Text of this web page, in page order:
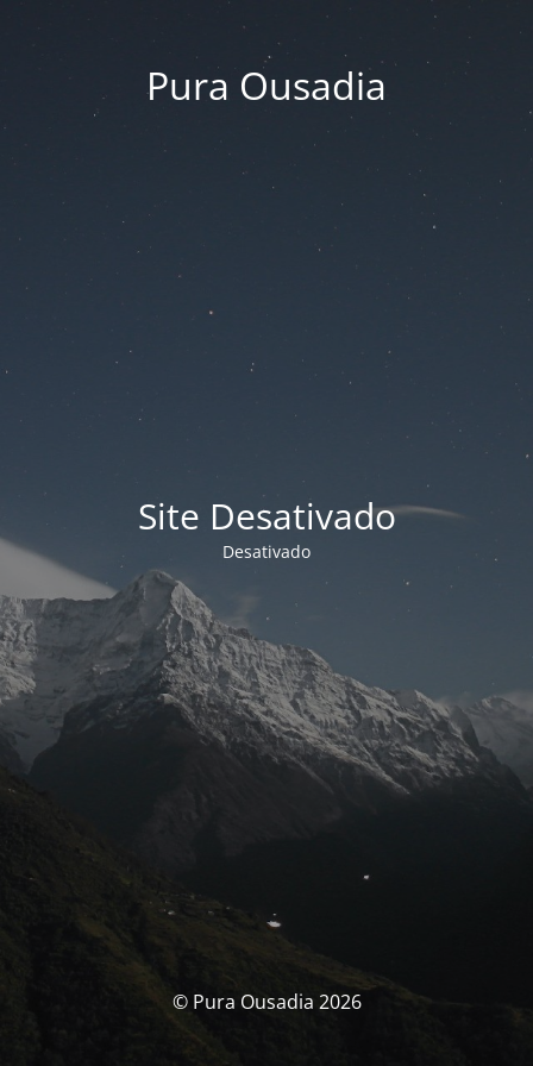
Pura Ousadia
Site Desativado
Desativado
© Pura Ousadia 2026